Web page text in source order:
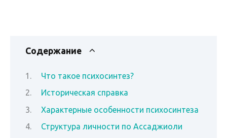
Содержание
Что такое психосинтез?
Историческая справка
Характерные особенности психосинтеза
Структура личности по Ассаджиоли